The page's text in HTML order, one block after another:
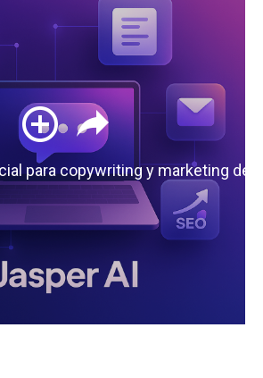
para copywriting y marketing de